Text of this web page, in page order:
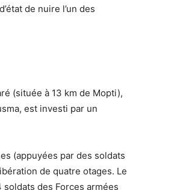
de nuire l’un des
(située à 13 km de Mopti),
est investi par un
(appuyées par des soldats
de quatre otages. Le
des Forces armées